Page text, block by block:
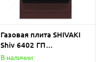
Газовая плита SHIVAKI
Shiv 6402 ГП
(КОРИЧНЕВЫЙ)
В наличии